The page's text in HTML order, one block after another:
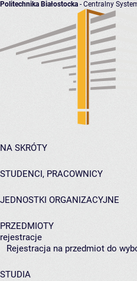
Politechnika Białostocka - Centralny
NA SKRÓTY
STUDENCI, PRACOWNICY
JEDNOSTKI ORGANIZACYJNE
PRZEDMIOTY
rejestracje
Rejestracja na przedmiot do
STUDIA